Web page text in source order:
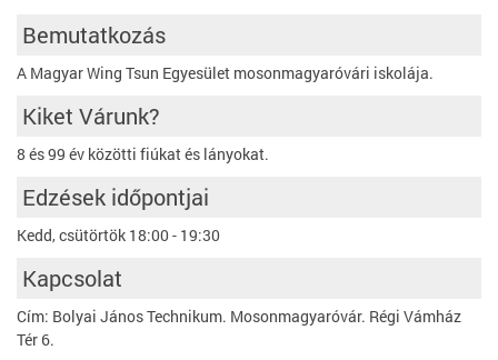
Bemutatkozás
A Magyar Wing Tsun Egyesület mosonmagyaróvári iskolája.
Kiket Várunk?
8 és 99 év közötti fiúkat és lányokat.
Edzések időpontjai
Kedd, csütörtök 18:00 - 19:30
Kapcsolat
Cím: Bolyai János Technikum. Mosonmagyaróvár. Régi Vámház
Tér 6.